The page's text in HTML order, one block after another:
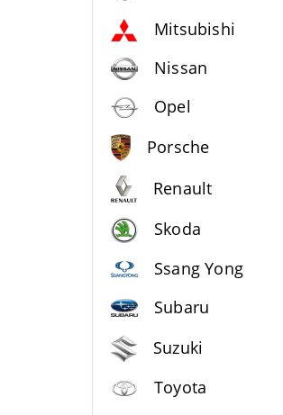
Mitsubishi
Nissan
Opel
Porsche
Renault
Skoda
Ssang Yong
Subaru
Suzuki
Toyota